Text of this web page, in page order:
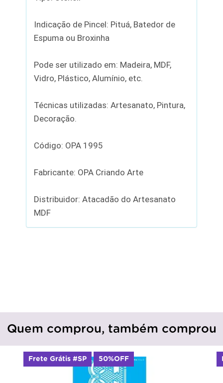
Indicação de Pincel: Pituá, Batedor de
Espuma ou Broxinha
Pode ser utilizado em: Madeira, MDF,
Vidro, Plástico, Alumínio, etc.
Técnicas utilizadas: Artesanato, Pintura,
Decoração.
Código: OPA 1995
Fabricante: OPA Criando Arte
Distribuidor: Atacadão do Artesanato
MDF
Quem comprou, também comprou
Frete Grátis #SP 50%OFF